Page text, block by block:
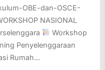
OBE-dan-OSCE-
NASIONAL
Workshop
Penyelenggaraan
Rumah...